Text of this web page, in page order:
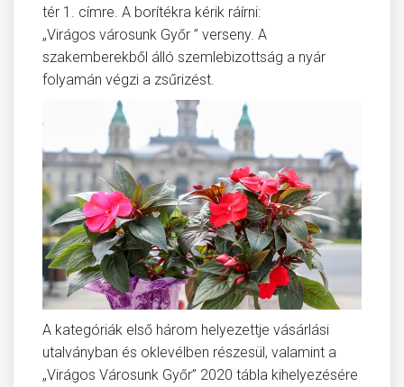
tér 1. címre. A borítékra kérik ráírni:
„Virágos városunk Győr ” verseny. A
szakemberekből álló szemlebizottság a nyár
folyamán végzi a zsűrizést.
A kategóriák első három helyezettje vásárlási
utalványban és oklevélben részesül, valamint a
„Virágos Városunk Győr” 2020 tábla kihelyezésére